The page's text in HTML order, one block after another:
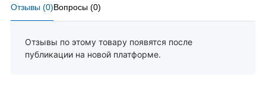
Отзывы (0)Вопросы (0)
Отзывы по этому товару появятся после
публикации на новой платформе.